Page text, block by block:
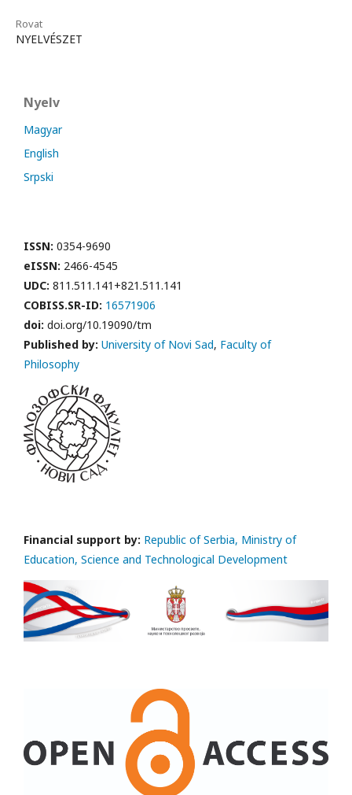
Rovat
NYELVÉSZET
Nyelv
Magyar
English
Srpski
ISSN: 0354-9690
eISSN: 2466-4545
UDC: 811.511.141+821.511.141
COBISS.SR-ID: 16571906
doi: doi.org/10.19090/tm
Published by: University of Novi Sad, Faculty of
Philosophy
Financial support by: Republic of Serbia, Ministry of
Education, Science and Technological Development